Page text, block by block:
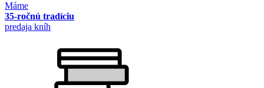
Máme
35-ročnú tradíciu
predaja kníh